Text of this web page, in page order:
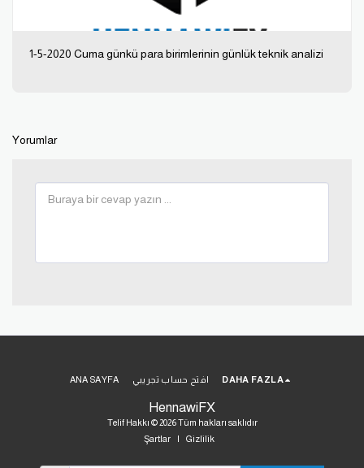
1-5-2020 Cuma günkü para birimlerinin günlük teknik analizi
Yorumlar
HennawiFX
Telif Hakkı © 2026 Tüm hakları saklıdır
Şartlar| Gizlilik
ANA SAYFA افتح حساب تجريبي DAHA FAZLA